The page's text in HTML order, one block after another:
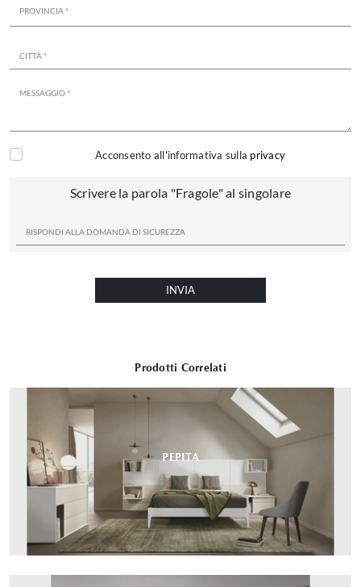
Prodotti Correlati
PEPITA
Acconsento all'informativa sulla privacy
Scrivere la parola "Fragole" al singolare
INVIA